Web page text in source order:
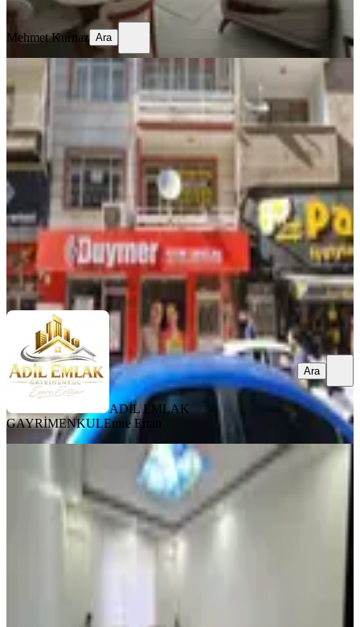
Ara
Mehmet Kurnaz Ara
Elazığın Kalbinde Satılık Daire: Vali
Fahri Bey Caddesinde 3+1
Merkez, Nail Bey Mahallesi
3+1· 150 m²·2. Kat·05.08.2026
2.600.000 ₺
ADİL EMLAK GAYRİMENKULEmre Ertan
Ara
ADİL EMLAK
GAYRİMENKULEmre Ertan
Ara
Ulukent Polis Karakolunun
Karşısında Satılık 3+1 Daire
Merkez, Ulu Kent Mahallesi
3+1
170 m²· Yüksek giriş